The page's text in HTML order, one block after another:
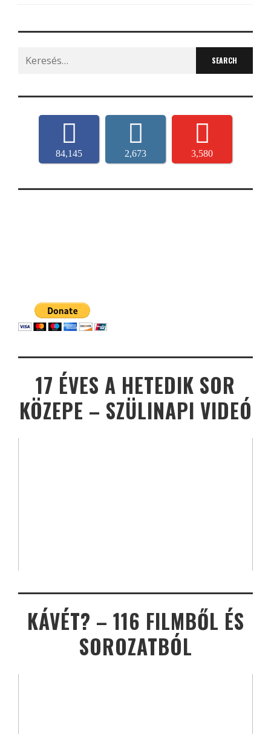
Search
for:
84,145 2,673 3,580
17 ÉVES A HETEDIK SOR
KÖZEPE – SZÜLINAPI VIDEÓ
KÁVÉT? – 116 FILMBŐL ÉS
SOROZATBÓL